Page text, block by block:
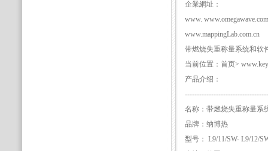
企業網址：
www.
www.mappingLab.com.cn
带燃烧失重称量系统和软
当前位置：首页>
产品介绍：
名称：带燃烧失重称量系
品牌：纳博热
型号： L9/11/SW- L9/12/